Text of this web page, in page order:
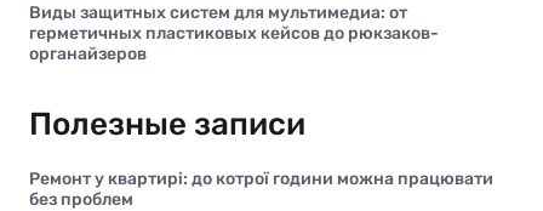
Виды защитных систем для мультимедиа: от
герметичных пластиковых кейсов до рюкзаков-
органайзеров
Полезные записи
Ремонт у квартирі: до котрої години можна працювати
без проблем